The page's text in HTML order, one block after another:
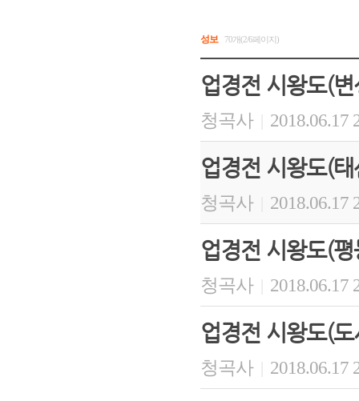
성보 70개(2/6페이지)
업경전 시왕도(
청곡사 2018.06.17
업경전 시왕도(
청곡사 2018.06.17
업경전 시왕도(
청곡사 2018.06.17
업경전 시왕도(
청곡사 2018.06.17